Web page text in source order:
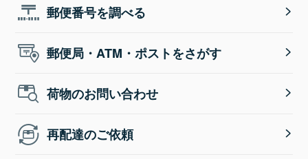
郵便番号を調べる
郵便局・ATM・ポストをさがす
荷物のお問い合わせ
再配達のご依頼